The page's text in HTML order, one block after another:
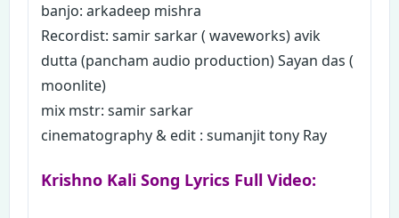
banjo: arkadeep mishra
Recordist: samir sarkar ( waveworks) avik
dutta (pancham audio production) Sayan das (
moonlite)
mix mstr: samir sarkar
cinematography & edit : sumanjit tony Ray
Krishno Kali Song Lyrics Full Video: